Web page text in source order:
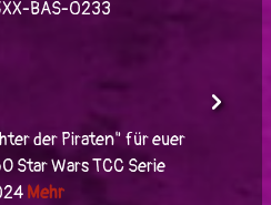
BAS-0233
der Piraten" für euer
Star Wars TCC Serie
Mehr